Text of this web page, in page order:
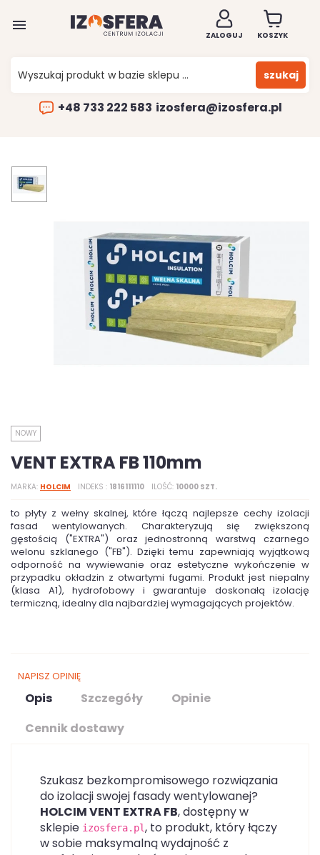

ZALOGUJ KOSZYK
szukaj
+48 733 222 583 izosfera@izosfera.pl
NOWY
VENT EXTRA FB 110mm
MARKA HOLCIM INDEKS 1816111110 ILOŚĆ 10000 SZT.
to płyty z wełny skalnej, które łączą najlepsze cechy izolacji
fasad wentylowanych. Charakteryzują się zwiększoną
gęstością ("EXTRA") oraz jednostronną warstwą czarnego
welonu szklanego ("FB"). Dzięki temu zapewniają wyjątkową
odporność na wywiewanie oraz estetyczne wykończenie w
przypadku okładzin z otwartymi fugami. Produkt jest niepalny
(klasa A1), hydrofobowy i gwarantuje doskonałą izolację
termiczną, idealny dla najbardziej wymagających projektów.
NAPISZ OPINIĘ
Opis Szczegóły
Opinie
Cennik dostawy
Szukasz bezkompromisowego rozwiązania
do izolacji swojej fasady wentylowanej?
HOLCIM VENT EXTRA FB, dostępny w
sklepie izosfera.pl, to produkt, który łączy
w sobie maksymalną wydajność z